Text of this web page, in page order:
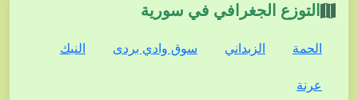
التوزع الجغرافي في سورية
الحمة الزبداني سوق وادي بردى النبك
عرنة